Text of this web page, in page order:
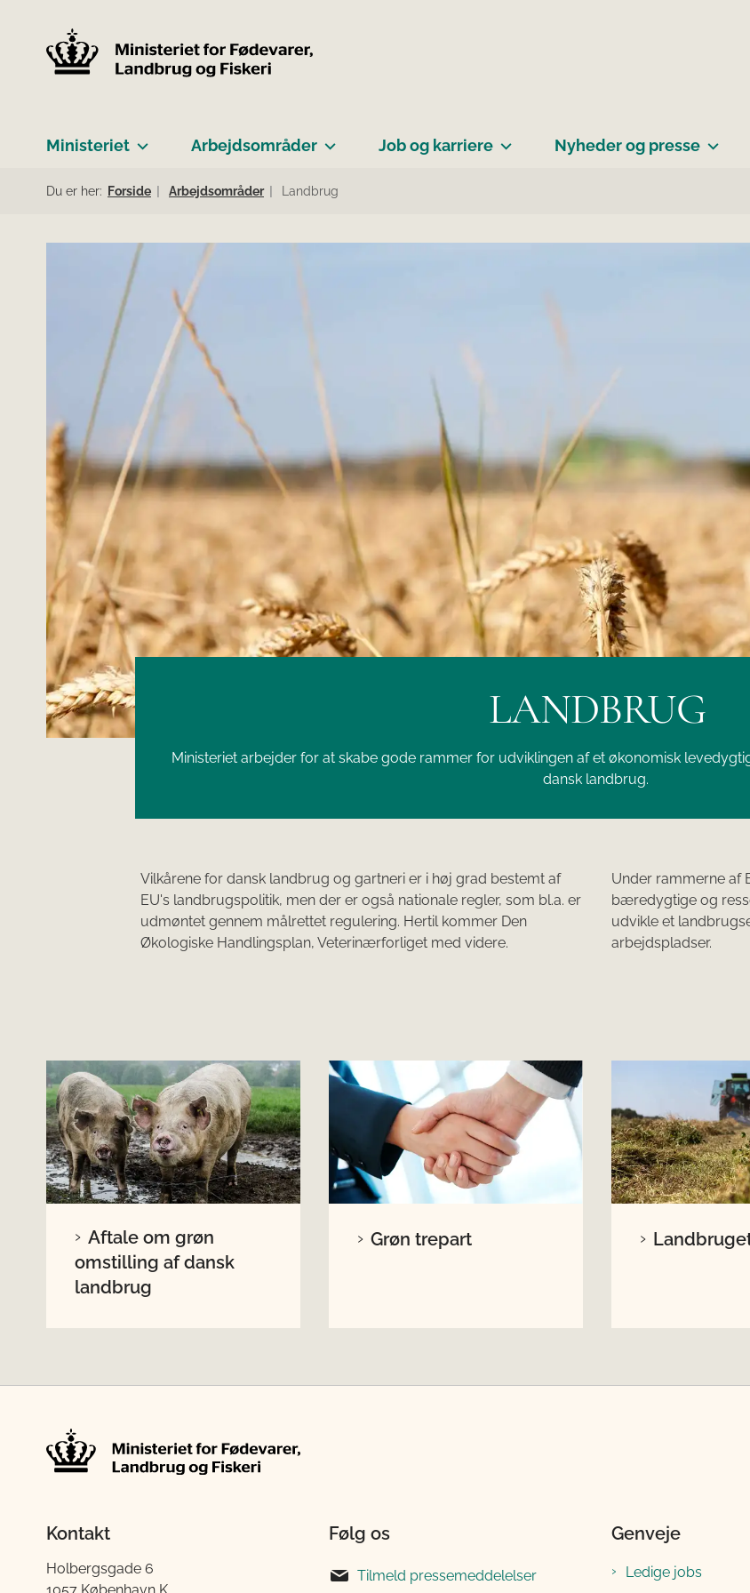
Ministeriet Arbejdsområder Job og karriere Nyheder og presse
Du er her: Forside Arbejdsområder Landbrug
LANDBRUG
Ministeriet arbejder for at skabe gode rammer for udviklingen af et økonomisk
dansk landbrug.
Vilkårene for dansk landbrug og gartneri er i høj grad bestemt af
EU's landbrugspolitik, men der er også nationale regler, som bl.a. er
udmøntet gennem målrettet regulering. Hertil kommer Den
Økologiske Handlingsplan, Veterinærforliget med videre.
Under rammerne af
bæredygtige og
udvikle et
arbejdspladser.
Aftale om grøn
omstilling af dansk
landbrug
Grøn trepart
Kontakt
Holbergsgade 6
Følg os
Tilmeld pressemeddelelser
Genveje
Ledige jobs